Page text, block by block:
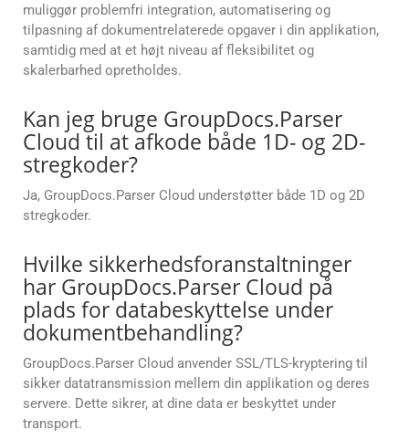
muliggør problemfri integration, automatisering og
tilpasning af dokumentrelaterede opgaver i din applikation,
samtidig med at et højt niveau af fleksibilitet og
skalerbarhed opretholdes.
Kan jeg bruge GroupDocs.Parser
Cloud til at afkode både 1D- og 2D-
stregkoder?
Ja, GroupDocs.Parser Cloud understøtter både 1D og 2D
stregkoder.
Hvilke sikkerhedsforanstaltninger
har GroupDocs.Parser Cloud på
plads for databeskyttelse under
dokumentbehandling?
GroupDocs.Parser Cloud anvender SSL/TLS-kryptering til
sikker datatransmission mellem din applikation og deres
servere. Dette sikrer, at dine data er beskyttet under
transport.